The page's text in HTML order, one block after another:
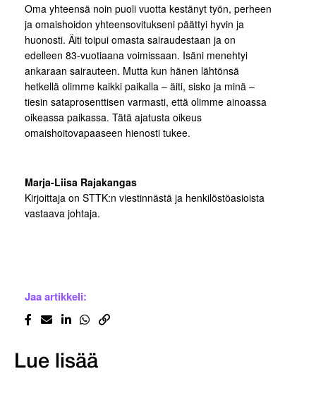
Oma yhteensä noin puoli vuotta kestänyt työn, perheen
ja omaishoidon yhteensovitukseni päättyi hyvin ja
huonosti. Äiti toipui omasta sairaudestaan ja on
edelleen 83-vuotiaana voimissaan. Isäni menehtyi
ankaraan sairauteen. Mutta kun hänen lähtönsä
hetkellä olimme kaikki paikalla – äiti, sisko ja minä –
tiesin sataprosenttisen varmasti, että olimme ainoassa
oikeassa paikassa. Tätä ajatusta oikeus
omaishoitovapaaseen hienosti tukee.
Marja-Liisa Rajakangas
Kirjoittaja on STTK:n viestinnästä ja henkilöstöasioista
vastaava johtaja.
Jaa artikkeli:
Lue lisää